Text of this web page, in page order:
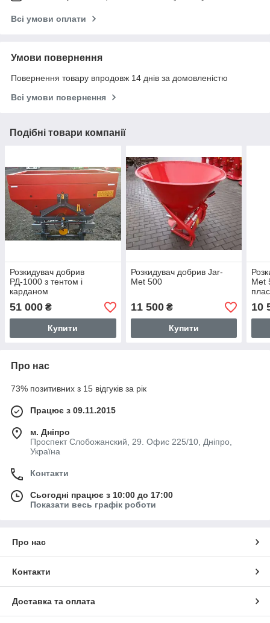
Всі умови оплати
Умови повернення
Повернення товару впродовж 14 днів за домовленістю
Всі умови повернення
Подібні товари компанії
Розкидувач добрив
РД-1000 з тентом і
карданом
51 000 ₴
Купити
Розкидувач добрив Jar-
Met 500
11 500₴
Купити
Met
10
Про нас
73% позитивних з 15 відгуків за рік
Працює з 09.11.2015
м. Дніпро
Проспект Слобожанский, 29. Офис 225/10, Дніпро,
Україна
Контакти
Сьогодні працює з 10:00 до 17:00
Показати весь графік роботи
Про нас
Контакти
Доставка та оплата